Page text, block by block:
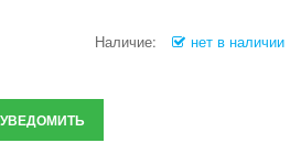
Наличие: нет в наличии
УВЕДОМИТЬ